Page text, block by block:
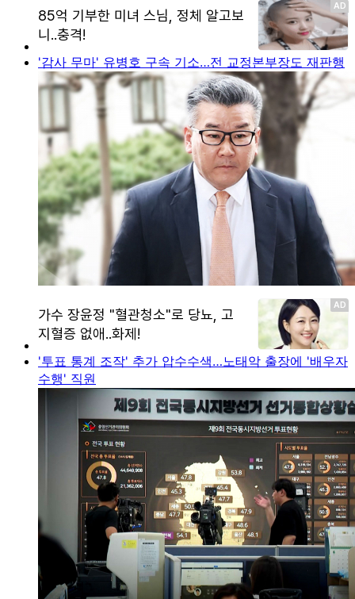
'감사 무마' 유병호 구속 기소…전 교정본부장도 재판행
'투표 통계 조작' 추가 압수수색…노태악 출장에 '배우자
수행' 직원